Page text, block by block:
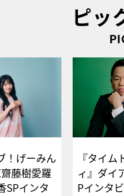
ピッ
！げーみん
藤樹愛羅
SPインタ
『タイ
ィ』ダイ
Pイン